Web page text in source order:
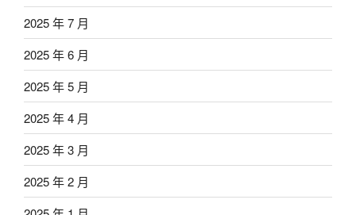
2025 年 7 月
2025 年 6 月
2025 年 5 月
2025 年 4 月
2025 年 3 月
2025 年 2 月